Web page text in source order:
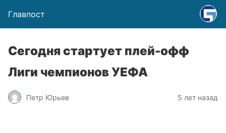
Главпост
Сегодня стартует плей-офф
Лиги чемпионов УЕФА
Петр Юрьев 5 лет назад